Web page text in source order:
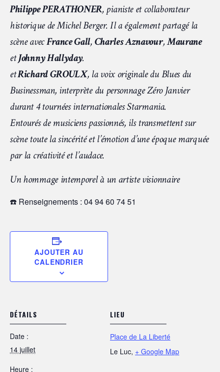
Philippe PERATHONER, pianiste et collaborateur
historique de Michel Berger. Il a également partagé la
scène avecFrance Gall, Charles Aznavour,Maurane
etJohnny Hallyday.
etRichard GROULX, la voix originale du Blues du
Businessman, interprète du personnage Zéro Janvier
durant 4 tournées internationales Starmania.
Entourés de musiciens passionnés, ils transmettent sur
scène toute la sincérité et l’émotion d’une époque marquée
par la créativité et l’audace.
Un hommage intemporel à un artiste visionnaire
☎️ Renseignements : 04 94 60 74 51
AJOUTER AU
CALENDRIER
DÉTAILS
Date :
14 juillet
Heure :
LIEU
Place de La Liberté
Le Luc, + Google Map